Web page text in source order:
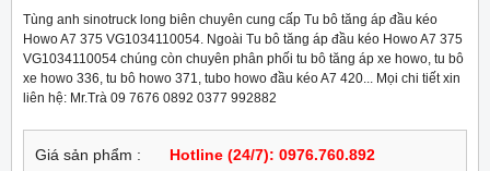
Tùng anh sinotruck long biên chuyên cung cấp Tu bô tăng áp đầu kéo
Howo A7 375 VG1034110054. Ngoài Tu bô tăng áp đầu kéo Howo A7 375
VG1034110054 chúng còn chuyên phân phối tu bô tăng áp xe howo, tu bô
xe howo 336, tu bô howo 371, tubo howo đầu kéo A7 420... Mọi chi tiết xin
liên hệ: Mr.Trà 09 7676 0892 0377 992882
Giá sản phẩm : Hotline (24/7): 0976.760.892